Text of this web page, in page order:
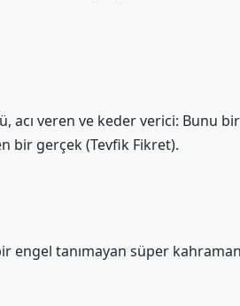
bir gerçek (Tevfik Fikret).
engel tanımayan süper